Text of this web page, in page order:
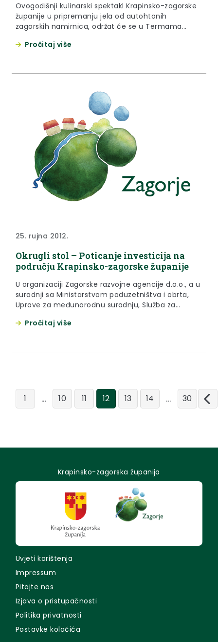
Ovogodišnji kulinarski spektakl Krapinsko-zagorske
županije u pripremanju jela od autohtonih
zagorskih namirnica, održat će se u Termama
zagorskih restorana, hotela i agroturizama boriti za
Pročitaj više
25. rujna 2012.
Okrugli stol – Poticanje investicija na
području Krapinsko-zagorske županije
U organizaciji Zagorske razvojne agencije d.o.o., a u
suradnji sa Ministarstvom poduzetništva i obrta,
Uprave za međunarodnu suradnju, Služba za
početkom u 10,00 sati u prostorima Male dvorane
Pročitaj više
1 ... 10 11 12 13 14 ... 30
Krapinsko-zagorska županija
Uvjeti korištenja
Impressum
Pitajte nas
Izjava o pristupačnosti
Politika privatnosti
Postavke kolačića